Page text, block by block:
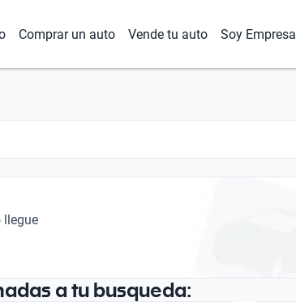
Comprar un auto Vende tu auto Soy Empresa
llegue
a tu busqueda: